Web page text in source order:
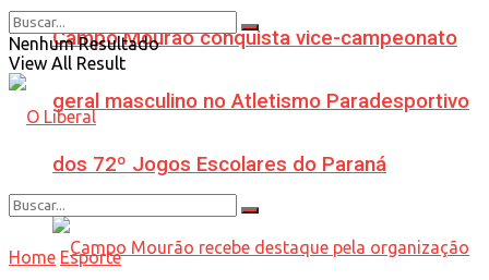
Campo Mourão conquista vice-campeonato
geral masculino no Atletismo Paradesportivo
dos 72º Jogos Escolares do Paraná
Nenhum Resultado
View All Result
Home Esporte